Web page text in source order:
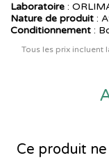
Laboratoire :
Nature de produit :
Conditionnement :
Tous les prix incluent
Ce produit